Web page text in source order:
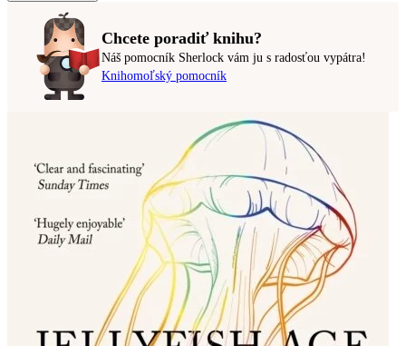
Chcete poradiť knihu?
Náš pomocník Sherlock vám ju s radosťou vypátra!
Knihomoľský pomocník